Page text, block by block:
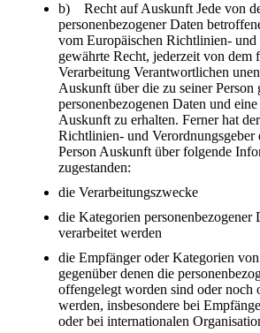
b) Recht auf Auskunft Jede von
personenbezogener Daten
vom Europäischen Richtlinien- und
gewährte Recht, jederzeit von dem
Verarbeitung Verantwortlichen
Auskunft über die zu seiner Person
personenbezogenen Daten und
Auskunft zu erhalten. Ferner hat
Richtlinien- und Verordnungsgeber
Person Auskunft über folgende
zugestanden:
die Verarbeitungszwecke
die Kategorien personenbezogener
verarbeitet werden
die Empfänger oder Kategorien
gegenüber denen die
offengelegt worden sind oder noch
werden, insbesondere bei
oder bei internationalen